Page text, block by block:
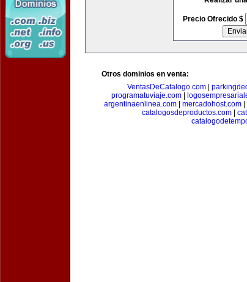
Precio Ofrecido $
Otros dominios en venta:
VentasDeCatalogo.com|
programatuviaje.com|
argentinaenlinea.com| mercadohost.com|
catalogosdeproductos.com